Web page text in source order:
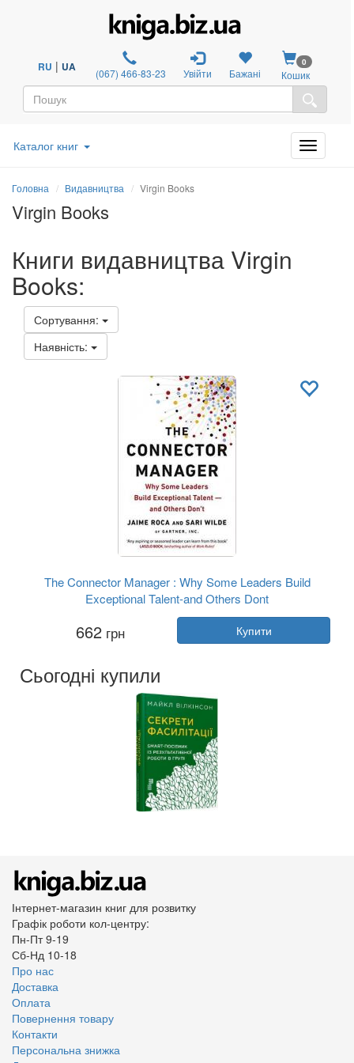
RU | UA (067) 466-83-23 Увійти Бажані
0
Кошик
Каталог книг
Головна Видавництва Virgin Books
Virgin Books
Книги видавництва Virgin
Books:
Сортування:
Наявність:
The Connector Manager : Why Some Leaders Build
Exceptional Talent-and Others Dont
Хайме Рока, Сарі Вайльд
Видавництво:Virgin Books
Мова:
662 грн Купити
Сьогодні купили
Інтернет-магазин книг для розвитку
Графік роботи кол-центру:
Пн-Пт 9-19
Сб-Нд 10-18
Про нас
Доставка
Оплата
Повернення товару
Контакти
Персональна знижка